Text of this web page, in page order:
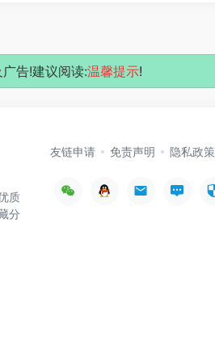
告!建议阅读:温馨提示!
质
分
友链申请 免责声明 隐私政策